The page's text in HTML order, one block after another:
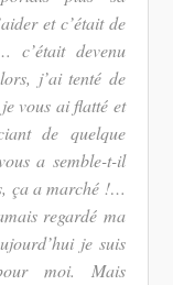
et c’était de
c’était devenu
j’ai tenté de
vous ai flatté et
de quelque
a semble-t-il
ça a marché !…
regardé ma
je suis
moi. Mais